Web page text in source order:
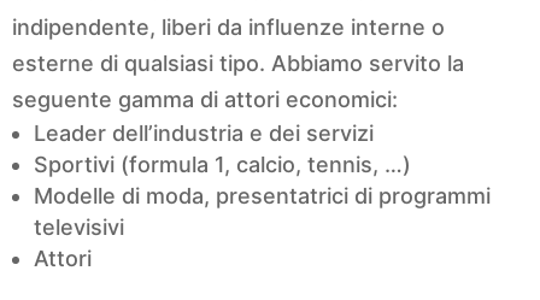
indipendente, liberi da influenze interne o
esterne di qualsiasi tipo. Abbiamo servito la
seguente gamma di attori economici:
Leader dell’industria e dei servizi
Sportivi (formula 1, calcio, tennis, …)
Modelle di moda, presentatrici di programmi
televisivi
Attori